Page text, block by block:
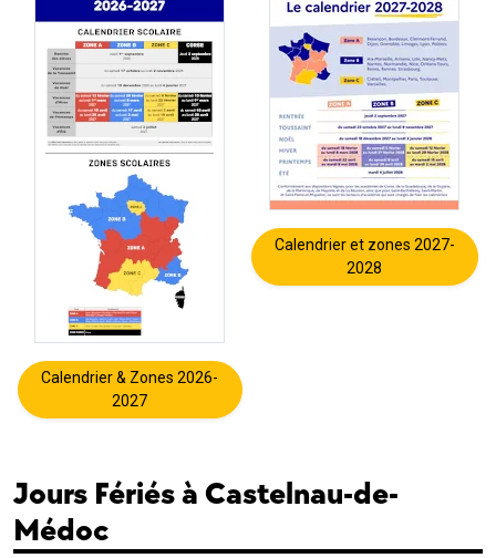
Calendrier & Zones 2026-
2027
Calendrier et zones 2027-
2028
Jours Fériés à Castelnau-de-
Médoc